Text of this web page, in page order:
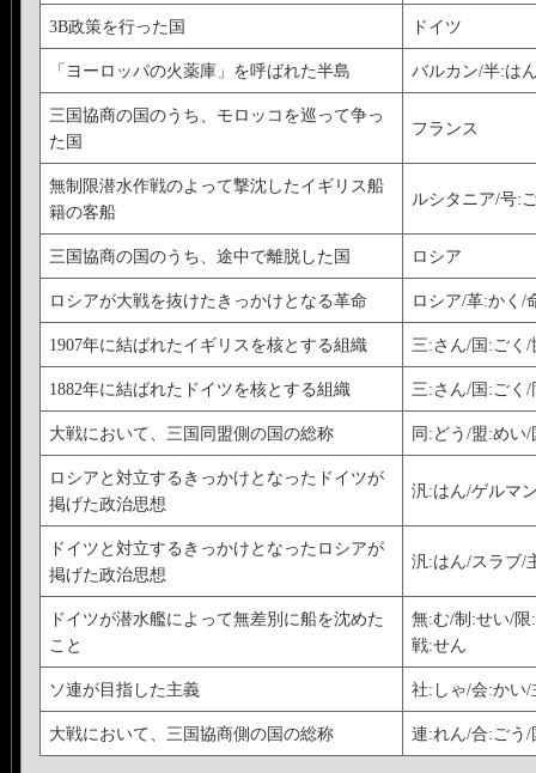
3B政策を行った国 ドイツ
「ヨーロッパの火薬庫」を呼ばれた半島 バルカン/半:は
三国協商の国のうち、モロッコを巡って争っ
た国
フランス
無制限潜水作戦のよって撃沈したイギリス船
籍の客船
ルシタニア/号:
三国協商の国のうち、途中で離脱した国 ロシア
ロシアが大戦を抜けたきっかけとなる革命 ロシア/革:かく/
1907年に結ばれたイギリスを核とする組織 三:さん/国:ごく
1882年に結ばれたドイツを核とする組織 三:さん/国:ごく
大戦において、三国同盟側の国の総称 同:どう/盟:めい/
ロシアと対立するきっかけとなったドイツが
掲げた政治思想
汎:はん/ゲルマ
ドイツと対立するきっかけとなったロシアが
掲げた政治思想
汎:はん/スラブ/
ドイツが潜水艦によって無差別に船を沈めた
こと
無:む/制:せい/
戦:せん
ソ連が目指した主義 社:しゃ/会:かい
大戦において、三国協商側の国の総称 連:れん/合:ごう/